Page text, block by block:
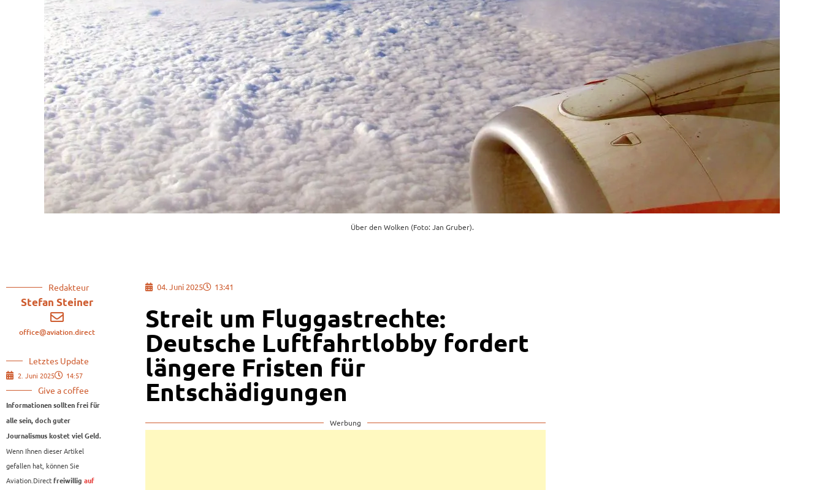
Über den Wolken (Foto: Jan Gruber).
Redakteur
Stefan Steiner
office@aviation.direct
Letztes Update
2. Juni 2025 14:57
Give a coffee
Informationen sollten frei für
alle sein, doch guter
Journalismus kostet viel Geld.
Wenn Ihnen dieser Artikel
gefallen hat, können Sie
Aviation.Direct freiwillig auf
04. Juni 2025 13:41
Streit um Fluggastrechte:
Deutsche Luftfahrtlobby fordert
längere Fristen für
Entschädigungen
Werbung